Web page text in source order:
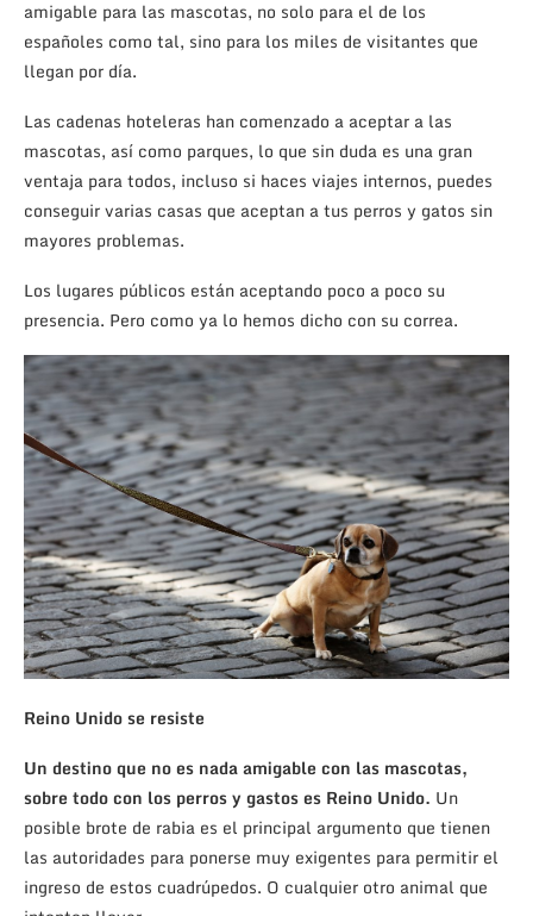
amigable para las mascotas, no solo para el de los
españoles como tal, sino para los miles de visitantes que
llegan por día.
Las cadenas hoteleras han comenzado a aceptar a las
mascotas, así como parques, lo que sin duda es una gran
ventaja para todos, incluso si haces viajes internos, puedes
conseguir varias casas que aceptan a tus perros y gatos sin
mayores problemas.
Los lugares públicos están aceptando poco a poco su
presencia. Pero como ya lo hemos dicho con su correa.
Reino Unido se resiste
Un destino que no es nada amigable con las mascotas,
sobre todo con los perros y gastos es Reino Unido. Un
posible brote de rabia es el principal argumento que tienen
las autoridades para ponerse muy exigentes para permitir el
ingreso de estos cuadrúpedos. O cualquier otro animal que